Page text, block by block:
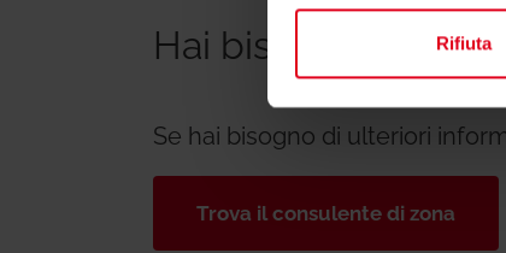
Rifiuta
Hai bisogno di
Se hai bisogno di ulteriori
Trova il consulente di zona